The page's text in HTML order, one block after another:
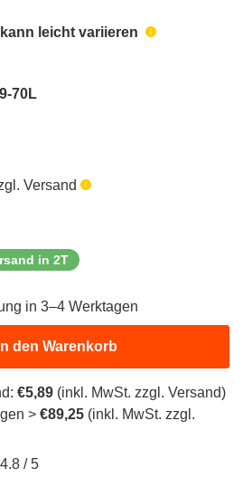
leicht variieren
70L
Versand
in 2T
in 3–4 Werktagen
In den Warenkorb
€5,89 (inkl. MwSt. zzgl. Versand)
> €89,25 (inkl. MwSt. zzgl.
/ 5